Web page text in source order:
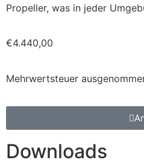
Propeller, was in jeder
€4.440,00
Mehrwertsteuer
Downloads